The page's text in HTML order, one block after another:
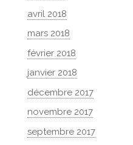
avril 2018
mars 2018
février 2018
janvier 2018
décembre 2017
novembre 2017
septembre 2017